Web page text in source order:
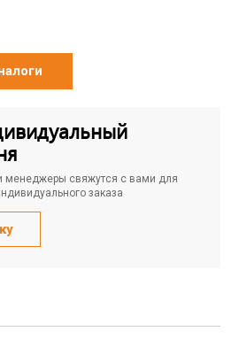
менеджеры свяжутся с вами для
заказа